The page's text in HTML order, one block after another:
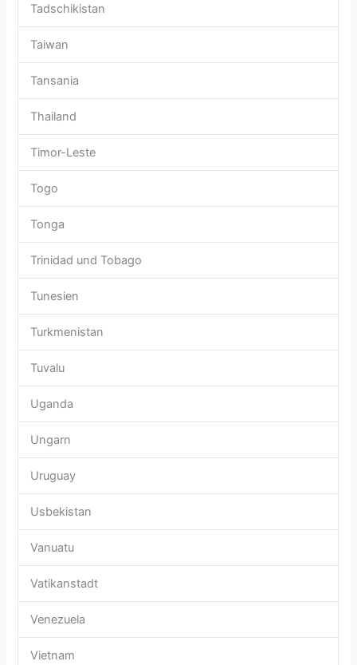
Tadschikistan
Taiwan
Tansania
Thailand
Timor-Leste
Togo
Tonga
Trinidad und Tobago
Tunesien
Turkmenistan
Tuvalu
Uganda
Ungarn
Uruguay
Usbekistan
Vanuatu
Vatikanstadt
Venezuela
Vietnam